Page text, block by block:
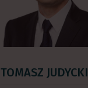
TOMASZ JUDYCKI